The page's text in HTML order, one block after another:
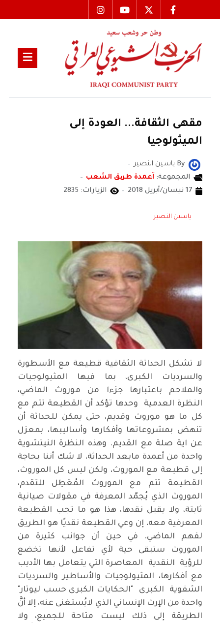
مقهى الثقافة... العودة إلى
الميثولوجيا
By ياسين النصير
المجموعة: آعمدة طریق الشعب
17 نيسان/أبريل 2018
الزيارات: 2835
ياسين النصير
لا تشكل الحداثة الثقافية قطيعة مع الأسطورة
والسرديات الكبرى، بما فيها المثيولوجيات
والملاحم باعتبارها جزءا من موروث الماضي،
النظرة العدمية وحدها تؤكد أن القطيعة تتم مع
كل ما هو موروث وقديم، حتى يمكن للحداثة أن
تنهض بمشروعاتها وأفكارها وأساليبها، بمعزل
عن اية صلة مع القديم. وهذه النظرة النيتشوية
واحدة من أعمدة مابعد الحداثة، لا شك أننا بحاجة
إلى قطيعة مع الموروث، ولكن ليس كل الموروث،
القطيعة تتم مع الموروث المُعَطِل للتقدم،
الموروث الذي يُجمّد المعرفة في مقولات صيانية
ثابتة، ولا يقبل نقدها، هذا هو ما تجب القطيعة
المعرفية معه، إن وعي القطيعة نقديًا هو الطريق
لفهم الماضي. في حين أن جوانب كثيرة من
الموروث ستبقى حية لأي تفاعل لأنها تخضع
للرؤية النقدية المعاصرة التي يتعامل بها الأديب
مع أفكارها، المثيولوجيات والأساطير والسرديات
الشفوية الكبرى "الحكايات الكبرى حسب ليوتار"
واحدة من الإرث الإنساني الذي لايُستغنى عنه، إلا أنَّ
الطريقة إلى ذلك ليست متاحة للجميع، ولا